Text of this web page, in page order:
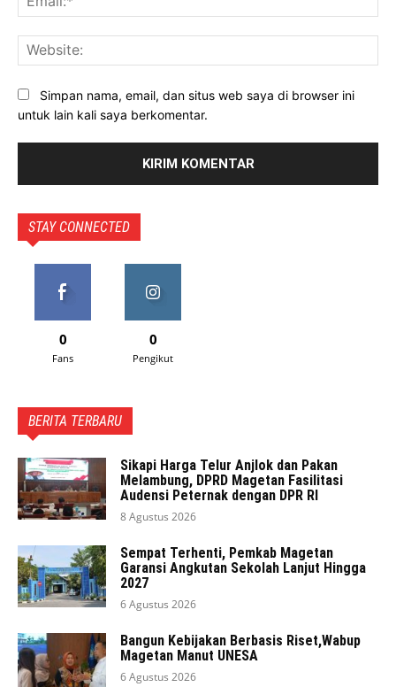
Simpan nama, email, dan situs web saya di browser ini
untuk lain kali saya berkomentar.
STAY CONNECTED
0
Fans
0
Pengikut
BERITA TERBARU
Sikapi Harga Telur Anjlok dan Pakan
Melambung, DPRD Magetan Fasilitasi
Audensi Peternak dengan DPR RI
8 Agustus 2026
Sempat Terhenti, Pemkab Magetan
Garansi Angkutan Sekolah Lanjut Hingga
2027
6 Agustus 2026
Bangun Kebijakan Berbasis Riset,Wabup
Magetan Manut UNESA
6 Agustus 2026